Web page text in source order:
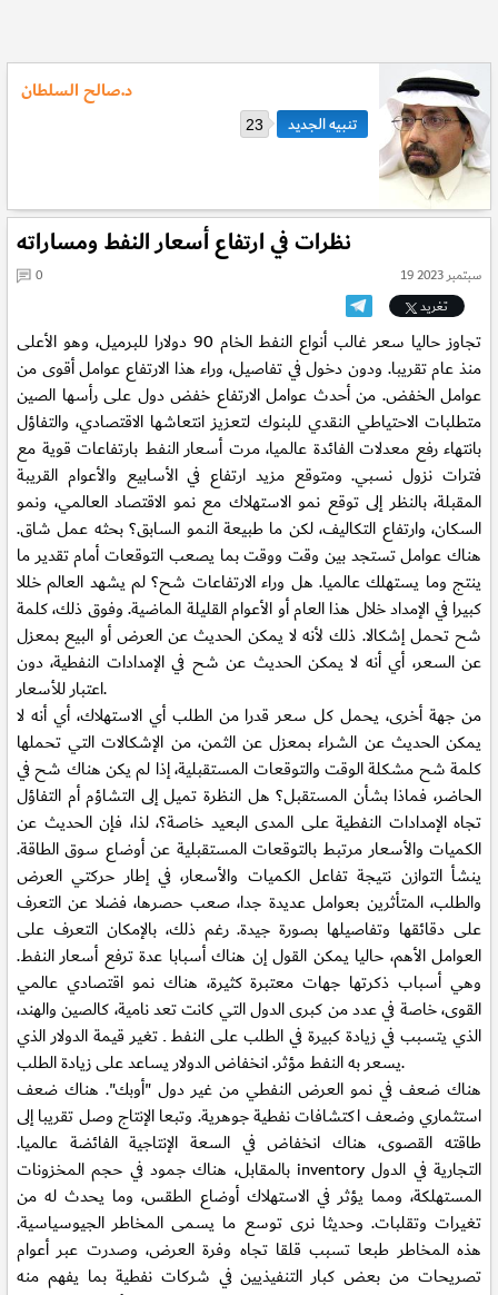
د.صالح السلطان
23
نظرات في ارتفاع أسعار النفط ومساراته
19 سبتمبر 2023
0
تغريد
تجاوز حاليا سعر غالب أنواع النفط الخام 90 دولارا للبرميل، وهو الأعلى
منذ عام تقريبا. ودون دخول في تفاصيل، وراء هذا الارتفاع عوامل أقوى من
عوامل الخفض. من أحدث عوامل الارتفاع خفض دول على رأسها الصين
متطلبات الاحتياطي النقدي للبنوك لتعزيز انتعاشها الاقتصادي، والتفاؤل
بانتهاء رفع معدلات الفائدة عالميا، مرت أسعار النفط بارتفاعات قوية مع
فترات نزول نسبي. ومتوقع مزيد ارتفاع في الأسابيع والأعوام القريبة
المقبلة، بالنظر إلى توقع نمو الاستهلاك مع نمو الاقتصاد العالمي، ونمو
السكان، وارتفاع التكاليف، لكن ما طبيعة النمو السابق؟ بحثه عمل شاق.
هناك عوامل تستجد بين وقت ووقت بما يصعب التوقعات أمام تقدير ما
ينتج وما يستهلك عالميا. هل وراء الارتفاعات شح؟ لم يشهد العالم خللا
كبيرا في الإمداد خلال هذا العام أو الأعوام القليلة الماضية. وفوق ذلك، كلمة
شح تحمل إشكالا. ذلك لأنه لا يمكن الحديث عن العرض أو البيع بمعزل
عن السعر، أي أنه لا يمكن الحديث عن شح في الإمدادات النفطية، دون
اعتبار للأسعار.
من جهة أخرى، يحمل كل سعر قدرا من الطلب أي الاستهلاك، أي أنه لا
يمكن الحديث عن الشراء بمعزل عن الثمن، من الإشكالات التي تحملها
كلمة شح مشكلة الوقت والتوقعات المستقبلية، إذا لم يكن هناك شح في
الحاضر، فماذا بشأن المستقبل؟ هل النظرة تميل إلى التشاؤم أم التفاؤل
تجاه الإمدادات النفطية على المدى البعيد خاصة؟، لذا، فإن الحديث عن
الكميات والأسعار مرتبط بالتوقعات المستقبلية عن أوضاع سوق الطاقة.
ينشأ التوازن نتيجة تفاعل الكميات والأسعار، في إطار حركتي العرض
والطلب، المتأثرين بعوامل عديدة جدا، صعب حصرها، فضلا عن التعرف
على دقائقها وتفاصيلها بصورة جيدة. رغم ذلك، بالإمكان التعرف على
العوامل الأهم، حاليا يمكن القول إن هناك أسبابا عدة ترفع أسعار النفط.
وهي أسباب ذكرتها جهات معتبرة كثيرة، هناك نمو اقتصادي عالمي
القوى، خاصة في عدد من كبرى الدول التي كانت تعد نامية، كالصين والهند،
الذي يتسبب في زيادة كبيرة في الطلب على النفط ـ تغير قيمة الدولار الذي
يسعر به النفط مؤثر. انخفاض الدولار يساعد على زيادة الطلب.
هناك ضعف في نمو العرض النفطي من غير دول "أوبك". هناك ضعف
استثماري وضعف اكتشافات نفطية جوهرية. وتبعا الإنتاج وصل تقريبا إلى
طاقته القصوى، هناك انخفاض في السعة الإنتاجية الفائضة عالميا.
بالمقابل، هناك جمود في حجم المخزونات inventory التجارية في الدول
المستهلكة، ومما يؤثر في الاستهلاك أوضاع الطقس، وما يحدث له من
تغيرات وتقلبات. وحديثا نرى توسع ما يسمى المخاطر الجيوسياسية.
هذه المخاطر طبعا تسبب قلقا تجاه وفرة العرض، وصدرت عبر أعوام
تصريحات من بعض كبار التنفيذيين في شركات نفطية بما يفهم منه